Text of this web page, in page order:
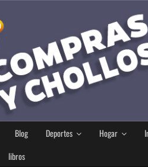
Blog Deportes Hogar
libros